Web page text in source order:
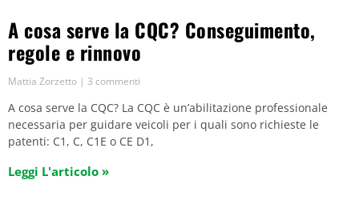
A cosa serve la CQC? Conseguimento,
regole e rinnovo
Mattia Zorzetto 3 commenti
A cosa serve la CQC? La CQC è un’abilitazione professionale
necessaria per guidare veicoli per i quali sono richieste le
patenti: C1, C, C1E o CE D1,
Leggi L'articolo »